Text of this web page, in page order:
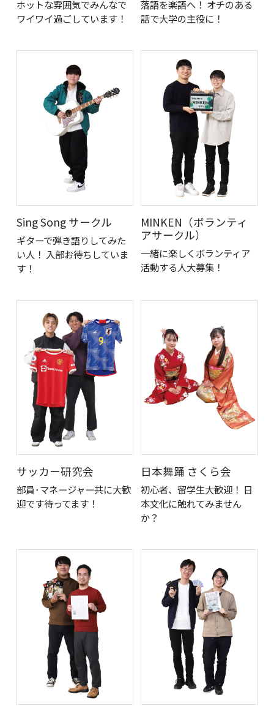
ホットな雰囲気でみんなで
ワイワイ過ごしています！
落語を楽語へ！ オチのある
話で大学の主役に！
Sing Song サークル
ギターで弾き語りしてみた
い人！ 入部お待ちしていま
す！
MINKEN（ボランティ
アサークル）
一緒に楽しくボランティア
活動する人大募集！
サッカー研究会
部員･マネージャー共に大歓
迎です待ってます！
日本舞踊 さくら会
初⼼者、留学⽣⼤歓迎！ ⽇
本⽂化に触れてみません
か？